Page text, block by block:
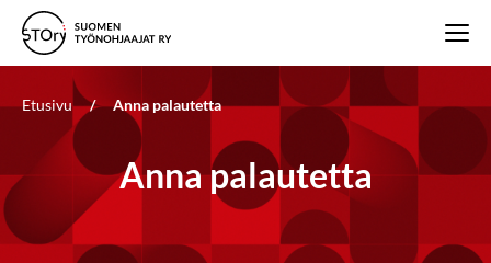
Etusivu / Anna palautetta
Anna palautetta